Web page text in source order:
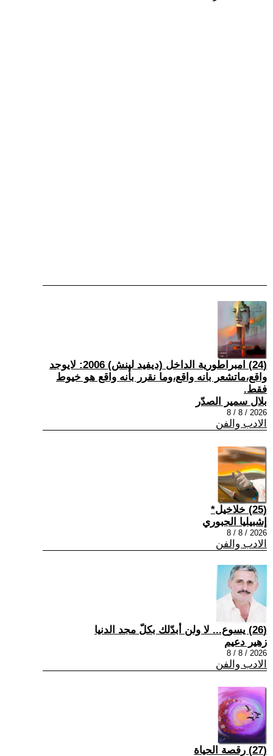
(24) امبراطورية الداخل (ديفيد لينش) 2006: لايوجد
واقع،ماتشعر بانه واقع،وما نقرر بأنه واقع هو خيوط
فقط.
بلال سمير الصدّر
2026 / 8 / 8
الادب والفن
(25) خلاخيل*
إشبيليا الجبوري
2026 / 8 / 8
الادب والفن
(26) يسوع... لا ولن أبدّلك بكلّ مجد الدنيا
زهير دعيم
2026 / 8 / 8
الادب والفن
(27) رقصة الحياة